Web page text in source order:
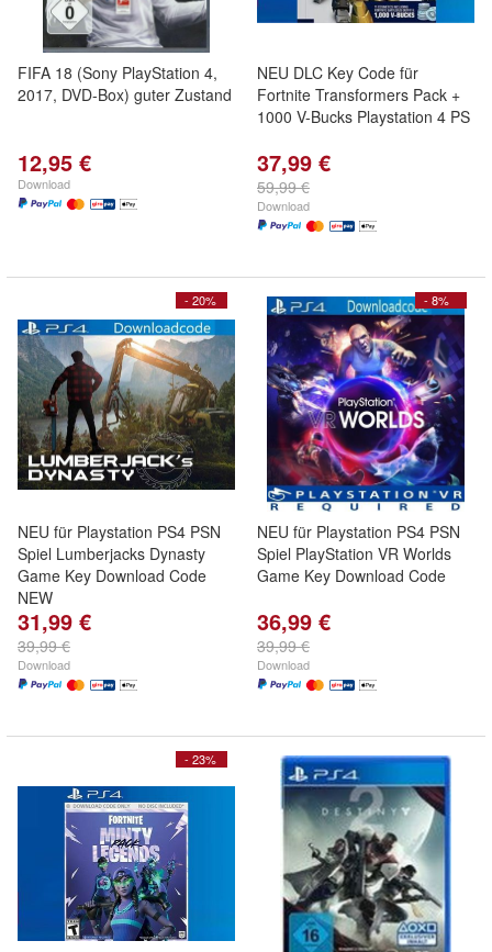
FIFA 18 (Sony PlayStation 4,
2017, DVD-Box) guter Zustand
12,95 €
Download
NEU DLC Key Code für
Fortnite Transformers Pack +
1000 V-Bucks Playstation 4 PS
37,99 €
59,99 €
Download
- 20%
NEU für Playstation PS4 PSN
Spiel Lumberjacks Dynasty
Game Key Download Code
NEW
31,99 €
39,99 €
Download
- 8%
NEU für Playstation PS4 PSN
Spiel PlayStation VR Worlds
Game Key Download Code
36,99 €
39,99 €
Download
- 23%